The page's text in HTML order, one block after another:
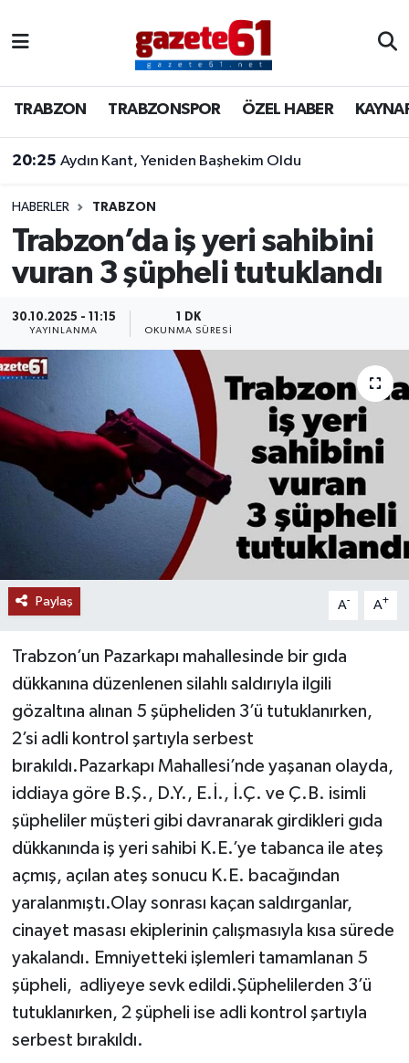
TRABZON TRABZONSPOR ÖZEL HABER
20:25 Aydın Kant, Yeniden Başhekim Oldu
HABERLER TRABZON
Trabzon’da iş yeri sahibini
vuran 3 şüpheli tutuklandı
30.10.2025 - 11:15
YAYINLANMA
1 DK
OKUNMA SÜRESI
Paylaş A- A+
Trabzon’un Pazarkapı mahallesinde bir gıda
dükkanına düzenlenen silahlı saldırıyla ilgili
gözaltına alınan 5 şüpheliden 3’ü tutuklanırken,
2’si adli kontrol şartıyla serbest
bırakıldı.Pazarkapı Mahallesi’nde yaşanan olayda,
iddiaya göre B.Ş., D.Y., E.İ., İ.Ç. ve Ç.B. isimli
şüpheliler müşteri gibi davranarak girdikleri gıda
dükkanında iş yeri sahibi K.E.’ye tabanca ile ateş
açmış, açılan ateş sonucu K.E. bacağından
yaralanmıştı.Olay sonrası kaçan saldırganlar,
cinayet masası ekiplerinin çalışmasıyla kısa sürede
yakalandı. Emniyetteki işlemleri tamamlanan 5
şüpheli, adliyeye sevk edildi.Şüphelilerden 3’ü
tutuklanırken, 2 şüpheli ise adli kontrol şartıyla
serbest bırakıldı.
TRABZONSPOR
ÖZEL HABER
KAYNAR KAZAN
SİYASET
Trabzon Nöbetçi Eczaneler
Trabzon Hava Durumu
Trabzon Namaz Vakitleri
Trabzon Trafik Yoğunluk Haritası
Süper Lig Puan Durumu ve Fikstür
Son Dakika Haberleri